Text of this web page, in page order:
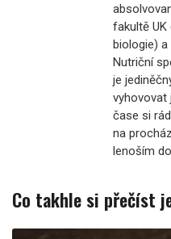
fakultě
biologie)
Nutriční
je
vyhovovat
čase si
na
lenoším
Co takhle si přečíst